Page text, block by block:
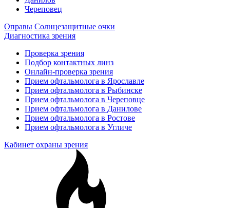
Череповец
Оправы Солнцезащитные очки
Диагностика зрения
Проверка зрения
Подбор контактных линз
Онлайн-проверка зрения
Прием офтальмолога в Ярославле
Прием офтальмолога в Рыбинске
Прием офтальмолога в Череповце
Прием офтальмолога в Данилове
Прием офтальмолога в Ростове
Прием офтальмолога в Угличе
Кабинет охраны зрения